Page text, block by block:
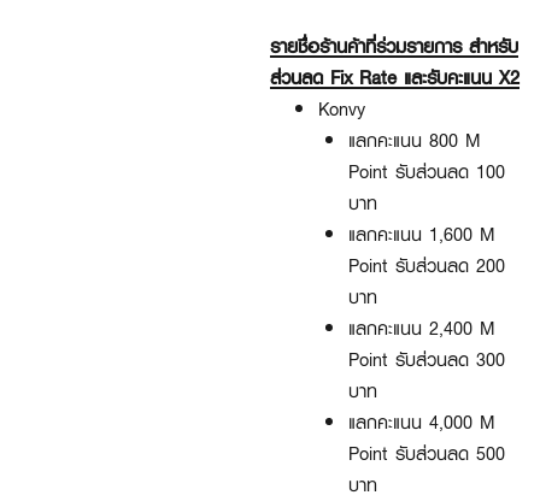
รายชื่อร้านค้าที่ร่วมรายการ สำหรับ
ส่วนลด Fix Rate และรับคะแนน X2
Konvy
แลกคะแนน 800 M
Point รับส่วนลด 100
บาท
แลกคะแนน 1,600 M
Point รับส่วนลด 200
บาท
แลกคะแนน 2,400 M
Point รับส่วนลด 300
บาท
แลกคะแนน 4,000 M
Point รับส่วนลด 500
บาท